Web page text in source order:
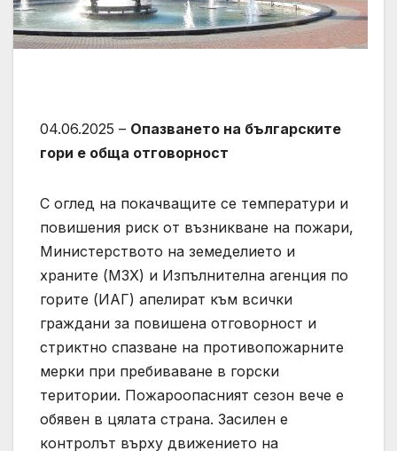
04.06.2025 – Опазването на българските
гори е обща отговорност
С оглед на покачващите се температури и
повишения риск от възникване на пожари,
Министерството на земеделието и
храните (МЗХ) и Изпълнителна агенция по
горите (ИАГ) апелират към всички
граждани за повишена отговорност и
стриктно спазване на противопожарните
мерки при пребиваване в горски
територии. Пожароопасният сезон вече е
обявен в цялата страна. Засилен е
контролът върху движението на